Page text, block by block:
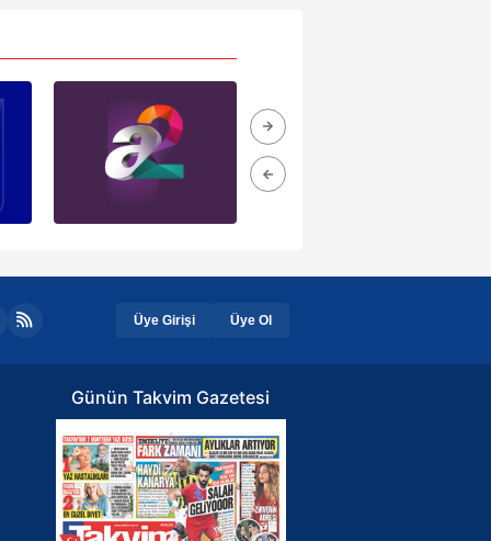
Üye Girişi Üye Ol
Günün Takvim Gazetesi